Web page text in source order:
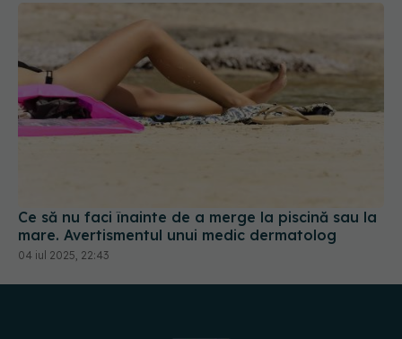
Ce să nu faci înainte de a merge la piscină sau la
mare. Avertismentul unui medic dermatolog
04 iul 2025, 22:43